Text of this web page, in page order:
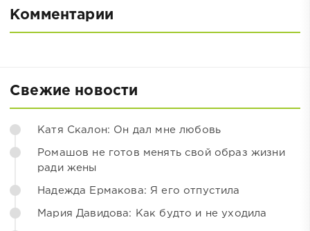
Комментарии
Свежие новости
Катя Скалон: Он дал мне любовь
Ромашов не готов менять свой образ жизни
ради жены
Надежда Ермакова: Я его отпустила
Мария Давидова: Как будто и не уходила